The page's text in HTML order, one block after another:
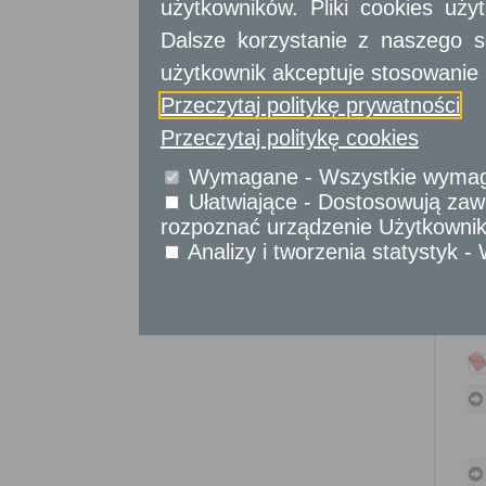
Sprawy obywatelskie
Udostępnianie informacji publicznej
Urząd Stanu Cywilnego
Usługi
dla przedsiębiorców
urzędów
użytkowników. Pliki cookies
Dalsze korzystanie z naszego
użytkownik akceptuje stosowanie
Przeczytaj politykę prywatności
Przeczytaj politykę cookies
Wymagane - Wszystkie
Ułatwiające - Dostosowują
rozpoznać urządzenie
Analizy i tworzenia statystyk -